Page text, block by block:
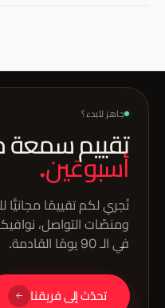
جاهز للبدء؟
تقييم سمعة
أسبوعَين.
نُجري لكم تقييمًا مجانيًّا
في الـ 90 يومًا القادمة.
تحدّث إلى فريقنا